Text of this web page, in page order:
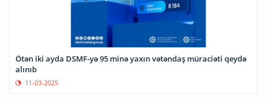
Ötən iki ayda DSMF-yə 95 minə yaxın vətəndaş müraciəti qeydə
alınıb
11-03-2025